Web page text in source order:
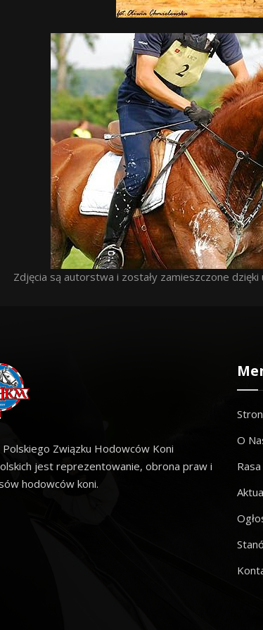
Zdjęcia są autorstwa i zostały zamieszczone dzięki
Polskiego Związku Hodowców Koni
jest reprezentowanie, obrona praw i
hodowców koni.
O